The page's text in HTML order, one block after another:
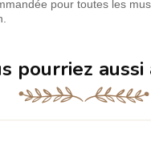
pour toutes les
pourriez aussi